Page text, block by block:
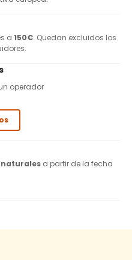
a 150€. Quedan excluidos los
operador
naturales a partir de la fecha